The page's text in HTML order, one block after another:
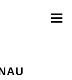
Menü